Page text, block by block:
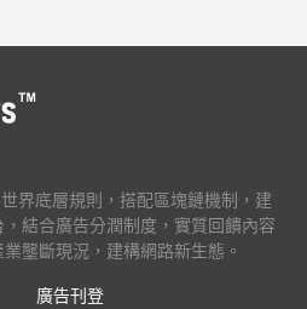
界底層規則，搭配區塊鏈機制，建
結合廣告分潤制度，實質回饋內容
壟斷現況，建構網路新生態。
廣告刊登